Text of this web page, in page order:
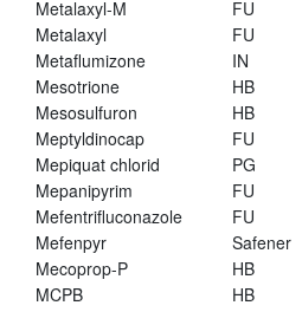
Metalaxyl-M
FU
Metalaxyl
FU
Metaflumizone
IN
Mesotrione
HB
Mesosulfuron
HB
Meptyldinocap
FU
Mepiquat chlorid
PG
Mepanipyrim
FU
Mefentrifluconazole
FU
Mefenpyr
Safener
Mecoprop-P
HB
MCPB
HB